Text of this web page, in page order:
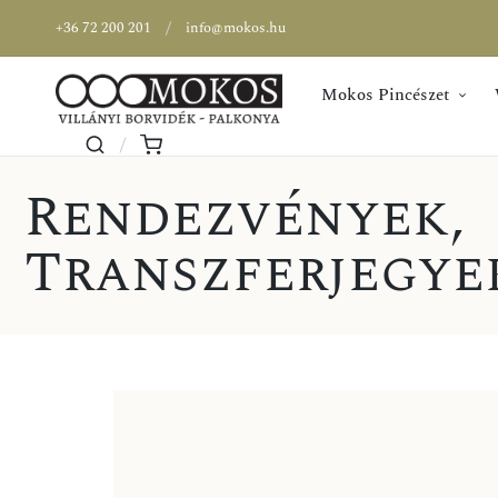
+36 72 200 201 info@mokos.hu
Mokos Pincészet
Rendezvények,